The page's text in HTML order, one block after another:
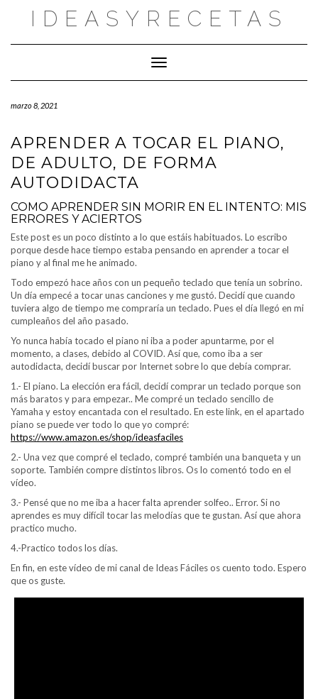
IDEASYRECETAS
Cambiar modo de navegación
marzo 8, 2021
APRENDER A TOCAR EL PIANO,
DE ADULTO, DE FORMA
AUTODIDACTA
COMO APRENDER SIN MORIR EN EL INTENTO: MIS
ERRORES Y ACIERTOS
Este post es un poco distinto a lo que estáis habituados. Lo escribo
porque desde hace tiempo estaba pensando en aprender a tocar el
piano y al final me he animado.
Todo empezó hace años con un pequeño teclado que tenía un sobrino.
Un día empecé a tocar unas canciones y me gustó. Decidí que cuando
tuviera algo de tiempo me compraría un teclado. Pues el día llegó en mi
cumpleaños del año pasado.
Yo nunca había tocado el piano ni iba a poder apuntarme, por el
momento, a clases, debido al COVID. Así que, como iba a ser
autodidacta, decidí buscar por Internet sobre lo que debía comprar.
1.- El piano. La elección era fácil, decidí comprar un teclado porque son
más baratos y para empezar.. Me compré un teclado sencillo de
Yamaha y estoy encantada con el resultado. En este link, en el apartado
piano se puede ver todo lo que yo compré:
https://www.amazon.es/shop/ideasfaciles
2.- Una vez que compré el teclado, compré también una banqueta y un
soporte. También compre distintos libros. Os lo comentó todo en el
vídeo.
3.- Pensé que no me iba a hacer falta aprender solfeo.. Error. Si no
aprendes es muy difícil tocar las melodías que te gustan. Así que ahora
practico mucho.
4.-Practico todos los días.
En fin, en este vídeo de mi canal de Ideas Fáciles os cuento todo. Espero
que os guste.